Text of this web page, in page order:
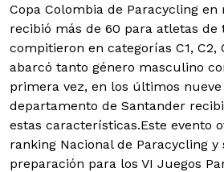
Copa Colombia de Paracycling
recibió más de 60 para atletas de
compitieron en categorías C1, C2,
abarcó tanto género masculino
primera vez, en los últimos nueve
departamento de Santander
estas características.Este evento
ranking Nacional de Paracycling y
preparación para los VI Juegos